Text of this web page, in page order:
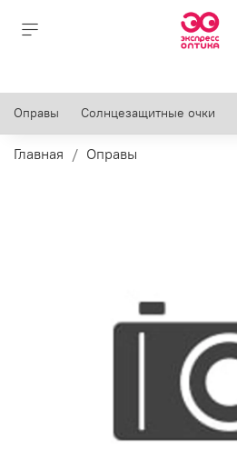
Оправы Солнцезащитные очки
Главная Оправы